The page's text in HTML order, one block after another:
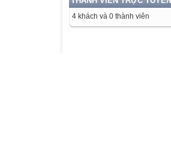
4 khách và 0 thành viên